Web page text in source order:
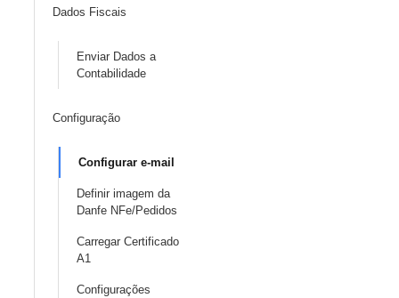
Dados Fiscais
Enviar Dados a
Contabilidade
Configuração
Configurar e-mail
Definir imagem da
Danfe NFe/Pedidos
Carregar Certificado
A1
Configurações